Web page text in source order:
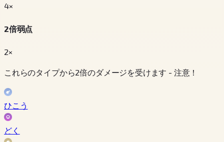
4×
2倍弱点
2×
これらのタイプから2倍のダメージを受けます - 注意！
ひこう
どく